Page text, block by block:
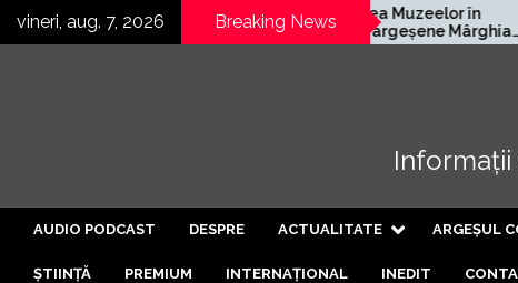
Skipvineri, aug. 7, 2026 Breaking News
a treia
Noaptea Muzeelor în
satele argeșene Mârghia
de Jos și Mârghia de Sus
Informații
AUDIO PODCAST DESPRE ACTUALITATE ARGEȘUL
ȘTIINȚĂ PREMIUM INTERNAȚIONAL INEDIT